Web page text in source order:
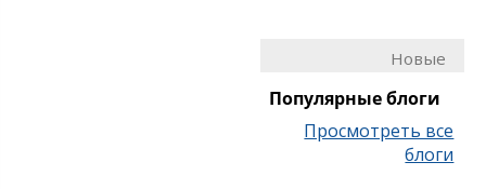
Новые
Популярные блоги
Просмотреть все
блоги